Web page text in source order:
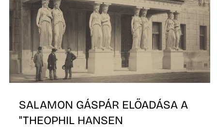
SALAMON GÁSPÁR ELŐADÁSA A
"THEOPHIL HANSEN